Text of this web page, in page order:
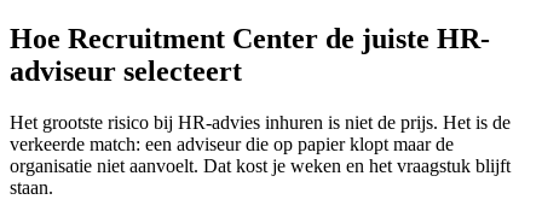
Hoe Recruitment Center de juiste HR-
adviseur selecteert
Het grootste risico bij HR-advies inhuren is niet de prijs. Het is de
verkeerde match: een adviseur die op papier klopt maar de
organisatie niet aanvoelt. Dat kost je weken en het vraagstuk blijft
staan.